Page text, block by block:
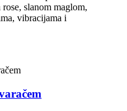
slanom maglom,
vibracijama i